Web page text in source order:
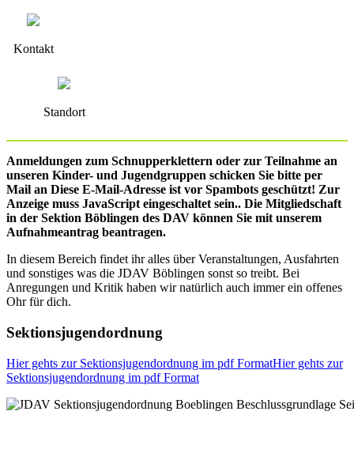
Kontakt
Standort
Anmeldungen zum Schnupperklettern oder zur Teilnahme an
unseren Kinder- und Jugendgruppen schicken Sie bitte per
Mail an Diese E-Mail-Adresse ist vor Spambots geschützt! Zur
Anzeige muss JavaScript eingeschaltet sein.. Die Mitgliedschaft
in der Sektion Böblingen des DAV können Sie mit unserem
Aufnahmeantrag beantragen.
In diesem Bereich findet ihr alles über Veranstaltungen, Ausfahrten
und sonstiges was die JDAV Böblingen sonst so treibt. Bei
Anregungen und Kritik haben wir natürlich auch immer ein offenes
Ohr für dich.
Sektionsjugendordnung
Hier gehts zur Sektionsjugendordnung im pdf FormatHier gehts zur
Sektionsjugendordnung im pdf Format